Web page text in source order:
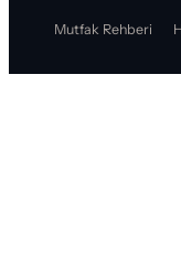
Mutfak Rehberi